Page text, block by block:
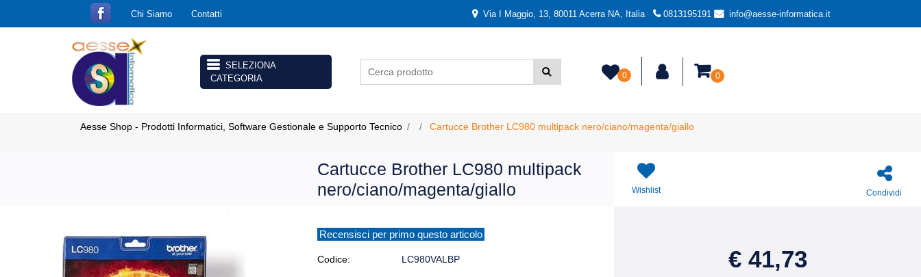
Chi Siamo Contatti Via I Maggio, 13, 80011 Acerra NA, Italia 0813195191 info@aesse-informatica.it
Open menu
0 0
Aesse Shop - Prodotti Informatici, Software Gestionale e Supporto Tecnico Cartucce Brother LC980 multipack nero/ciano/magenta/giallo
Cartucce Brother LC980 multipack
nero/ciano/magenta/giallo
Recensisci per primo questo articolo
Codice: LC980VALBP
Wishlist Condividi
€ 41,73